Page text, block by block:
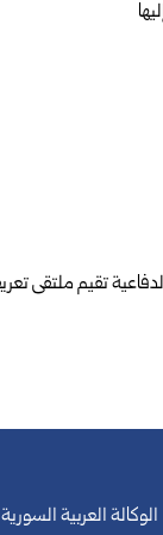
تقيم ملتقى
الوكالة العربية